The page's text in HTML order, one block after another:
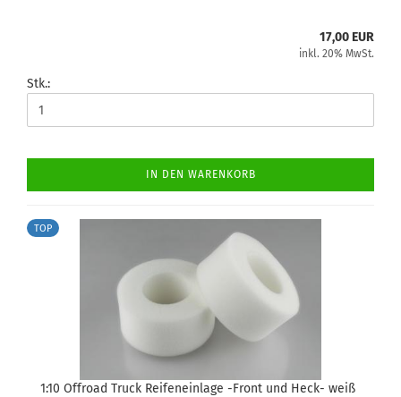
17,00 EUR
inkl. 20% MwSt.
Stk.:
IN DEN WARENKORB
TOP
1:10 Offroad Truck Reifeneinlage -Front und Heck- weiß